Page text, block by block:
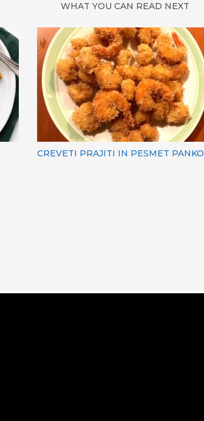
WHAT YOU CAN READ NEXT
CREVETI PRAJITI IN PESMET PANKO